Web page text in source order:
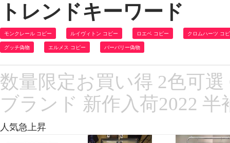
トレンドキーワード
モンクレール コピー ルイヴィトン コピー ロエベ コピー クロムハーツ コ
グッチ偽物 エルメス コピー バーバリー偽物
数量限定お買い得 2色可
ブランド 新作入荷2022 半
人気急上昇